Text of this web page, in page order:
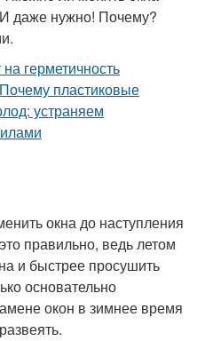
даже нужно! Почему?
окна до наступления
правильно, ведь летом
и быстрее просушить
основательно
окон в зимнее время